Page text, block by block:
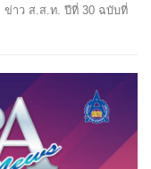
ข่าว ส.ส.ท. ปีที่ 30 ฉบับที่